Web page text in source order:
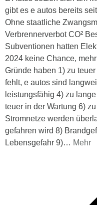
gibt es e autos bereits
Ohne staatliche
Verbrennerverbot CO²
Subventionen hatten
2024 keine Chance,
Gründe haben 1) zu
fehlt, e autos sind
leistungsfähig 4) zu
teuer in der Wartung 6)
Stromnetze werden
gefahren wird 8)
Lebensgefahr 9)… Mehr